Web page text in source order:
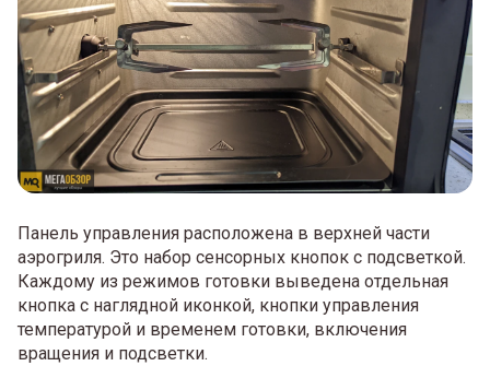
Панель управления расположена в верхней части
аэрогриля. Это набор сенсорных кнопок с подсветкой.
Каждому из режимов готовки выведена отдельная
кнопка с наглядной иконкой, кнопки управления
температурой и временем готовки, включения
вращения и подсветки.